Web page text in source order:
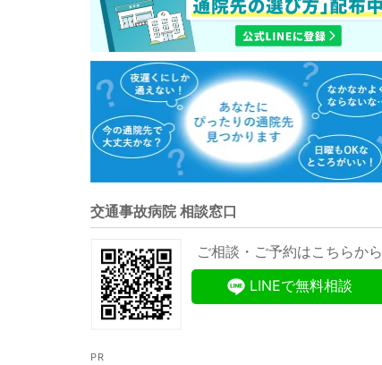
交通事故病院 相談窓口
ご相談・ご予約はこちらから
LINEで無料相談